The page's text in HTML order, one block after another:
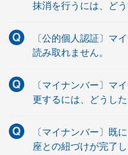
抹消を行うには、ど
〔公的個人認証〕マ
読み取れません。
〔マイナンバー〕マ
更するには、どうし
〔マイナンバー〕既
座との紐づけが完了